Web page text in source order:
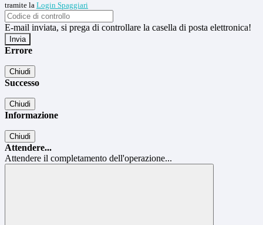
tramite la Login Spaggiari
E-mail inviata, si prega di controllare la casella di posta elettronica!
Errore
Chiudi
Successo
Chiudi
Informazione
Chiudi
Attendere...
Attendere il completamento dell'operazione...